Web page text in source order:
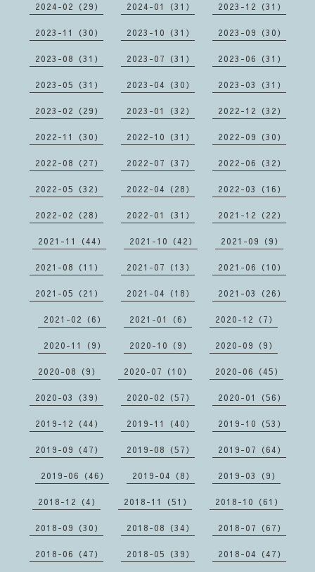
2024-02（29） 2024-01（31） 2023-12（31）
2023-11（30） 2023-10（31） 2023-09（30）
2023-08（31） 2023-07（31） 2023-06（31）
2023-05（31） 2023-04（30） 2023-03（31）
2023-02（29） 2023-01（32） 2022-12（32）
2022-11（30） 2022-10（31） 2022-09（30）
2022-08（27） 2022-07（37） 2022-06（32）
2022-05（32） 2022-04（28） 2022-03（16）
2022-02（28） 2022-01（31） 2021-12（22）
2021-11（44） 2021-10（42） 2021-09（9）
2021-08（11） 2021-07（13） 2021-06（10）
2021-05（21） 2021-04（18） 2021-03（26）
2021-02（6） 2021-01（6） 2020-12（7）
2020-11（9） 2020-10（9） 2020-09（9）
2020-08（9） 2020-07（10） 2020-06（45）
2020-03（39） 2020-02（57） 2020-01（56）
2019-12（44） 2019-11（40） 2019-10（53）
2019-09（47） 2019-08（57） 2019-07（64）
2019-06（46） 2019-04（8） 2019-03（9）
2018-12（4） 2018-11（51） 2018-10（61）
2018-09（30） 2018-08（34） 2018-07（67）
2018-06（47） 2018-05（39） 2018-04（47）